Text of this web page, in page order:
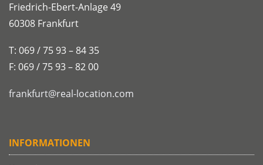
Friedrich-Ebert-Anlage 49
60308 Frankfurt
T: 069 / 75 93 – 84 35
F: 069 / 75 93 – 82 00
frankfurt@real-location.com
INFORMATIONEN